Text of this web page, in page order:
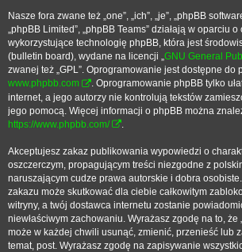
Nasze fora zwane też „one”, „ich”, „je”, „phpBB
„phpBB Limited”, „phpBB Teams” działają w oparciu
wykorzystujące technologię phpBB, która jest
(bulletin board), wydane na licencji „GNU General
zwanej też „GPL”. Oprogramowanie jest dostępne do
www.phpbb.com
. Oprogramowanie phpBB tylko
internet, a jego autorzy nie kontrolują tekstów
jego pomocą. Więcej informacji o phpBB można
https://www.phpbb.com/
Akceptujesz zakaz publikowania wypowiedzi o
oszczerczym, propagującym treści niezgodne z
naruszającym cudze prawa autorskie i dobra
zakazu może skutkować dla ciebie całkowitym
witryny, a twój dostawca internetu zostanie
niewłaściwym zachowaniu. Wyrażasz zgodę na to, że
może w każdej chwili usunąć, zmienić, przenieść lub
temat, post. Wyrażasz zgodę na zapisywanie